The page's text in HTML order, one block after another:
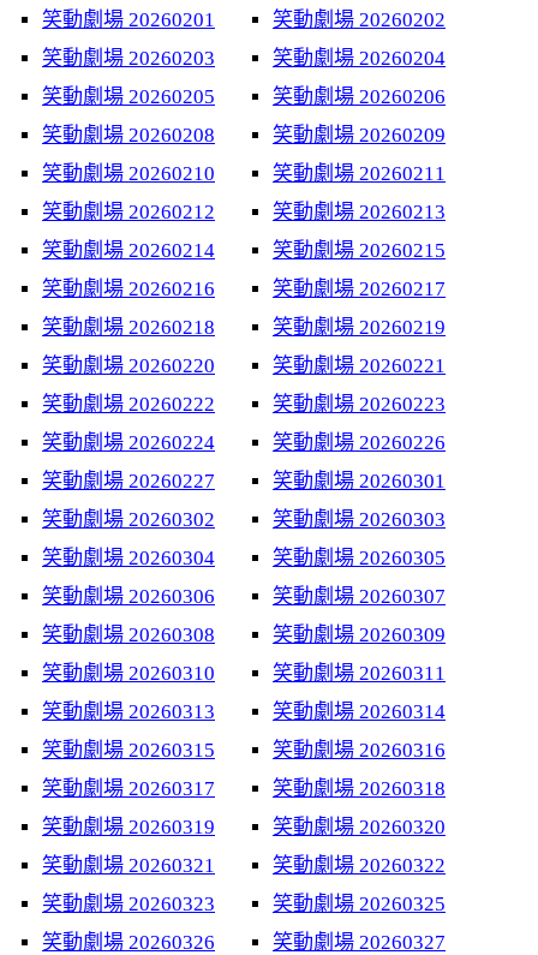
笑動劇場 20260201
笑動劇場 20260202
笑動劇場 20260203
笑動劇場 20260204
笑動劇場 20260205
笑動劇場 20260206
笑動劇場 20260208
笑動劇場 20260209
笑動劇場 20260210
笑動劇場 20260211
笑動劇場 20260212
笑動劇場 20260213
笑動劇場 20260214
笑動劇場 20260215
笑動劇場 20260216
笑動劇場 20260217
笑動劇場 20260218
笑動劇場 20260219
笑動劇場 20260220
笑動劇場 20260221
笑動劇場 20260222
笑動劇場 20260223
笑動劇場 20260224
笑動劇場 20260226
笑動劇場 20260227
笑動劇場 20260301
笑動劇場 20260302
笑動劇場 20260303
笑動劇場 20260304
笑動劇場 20260305
笑動劇場 20260306
笑動劇場 20260307
笑動劇場 20260308
笑動劇場 20260309
笑動劇場 20260310
笑動劇場 20260311
笑動劇場 20260313
笑動劇場 20260314
笑動劇場 20260315
笑動劇場 20260316
笑動劇場 20260317
笑動劇場 20260318
笑動劇場 20260319
笑動劇場 20260320
笑動劇場 20260321
笑動劇場 20260322
笑動劇場 20260323
笑動劇場 20260325
笑動劇場 20260326
笑動劇場 20260327